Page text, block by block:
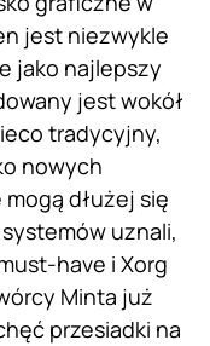
jest niezwykle
jako najlepszy
jest wokół
tradycyjny,
nowych
dłużej się
uznali,
have i Xorg
Minta już
przesiadki na